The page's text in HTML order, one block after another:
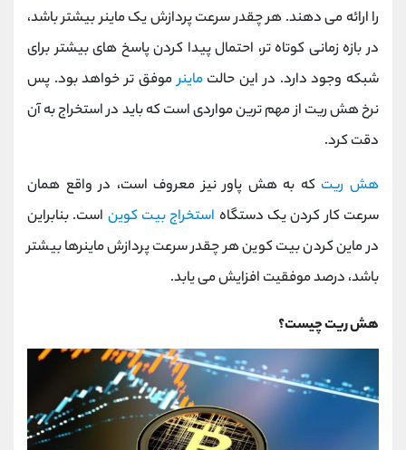
را ارائه می دهند. هر چقدر سرعت پردازش یک ماینر بیشتر باشد،
در بازه زمانی کوتاه تر، احتمال پیدا کردن پاسخ های بیشتر برای
شبکه وجود دارد. در این حالتماینرموفق تر خواهد بود. پس
نرخ هش ریت از مهم ترین مواردی است که باید در استخراج به آن
دقت کرد.
هش ریت که به هش پاور نیز معروف است، در واقع همان
سرعت کار کردن یک دستگاه استخراج بیت کوین است. بنابراین
در ماین کردن بیت کوین هر چقدر سرعت پردازش ماینرها بیشتر
باشد، درصد موفقیت افزایش می یابد.
هش ریت چیست؟